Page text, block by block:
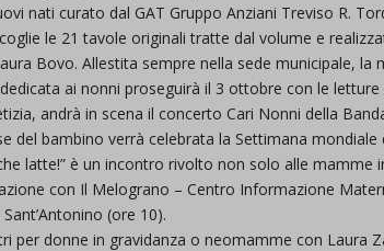
nati curato dal GAT Gruppo Anziani Treviso R.
le 21 tavole originali tratte dal volume e
Bovo. Allestita sempre nella sede municipale,
ai nonni proseguirà il 3 ottobre con le
andrà in scena il concerto Cari Nonni della
del bambino verrà celebrata la Settimana mondiale
latte!” è un incontro rivolto non solo alle mamme
con Il Melograno – Centro Informazione
(ore 10).
per donne in gravidanza o neomamme con Laura